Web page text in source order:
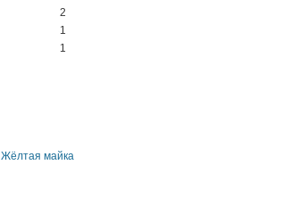
2
1
1
Жёлтая майка